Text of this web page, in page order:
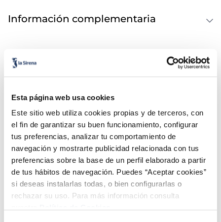
Esta página web usa cookies
Este sitio web utiliza cookies propias y de terceros, con
el fin de garantizar su buen funcionamiento, configurar
tus preferencias, analizar tu comportamiento de
navegación y mostrarte publicidad relacionada con tus
preferencias sobre la base de un perfil elaborado a partir
de tus hábitos de navegación. Puedes “Aceptar cookies”
si deseas instalarlas todas, o bien configurarlas o
rechazar su uso. Para más información consulta
Información complementaria
Información Nutricional
¡Combínalo y hazte un menú de 10!